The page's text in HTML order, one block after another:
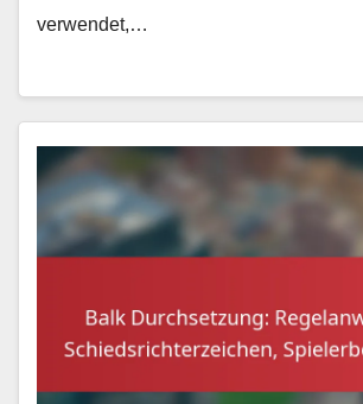
verwendet,…